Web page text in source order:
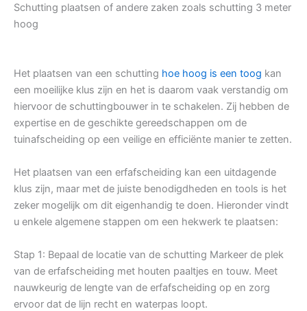
Schutting plaatsen of andere zaken zoals schutting 3 meter
hoog
Het plaatsen van een schutting hoe hoog is een toog kan
een moeilijke klus zijn en het is daarom vaak verstandig om
hiervoor de schuttingbouwer in te schakelen. Zij hebben de
expertise en de geschikte gereedschappen om de
tuinafscheiding op een veilige en efficiënte manier te zetten.
Het plaatsen van een erfafscheiding kan een uitdagende
klus zijn, maar met de juiste benodigdheden en tools is het
zeker mogelijk om dit eigenhandig te doen. Hieronder vindt
u enkele algemene stappen om een hekwerk te plaatsen:
Stap 1: Bepaal de locatie van de schutting Markeer de plek
van de erfafscheiding met houten paaltjes en touw. Meet
nauwkeurig de lengte van de erfafscheiding op en zorg
ervoor dat de lijn recht en waterpas loopt.